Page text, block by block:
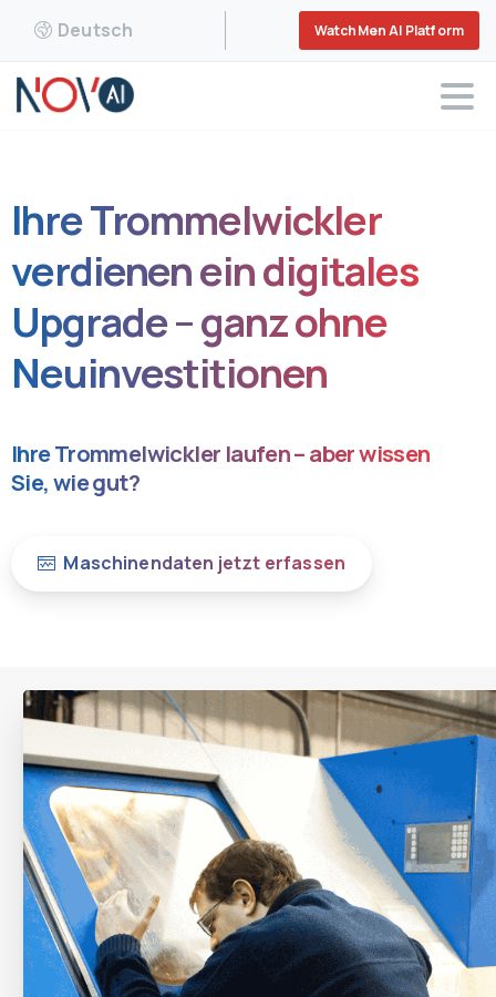
Deutsch WatchMen AI Platform
Ihre Trommelwickler
verdienen ein digitales
Upgrade – ganz ohne
Neuinvestitionen
Ihre Trommelwickler laufen – aber wissen
Sie, wie gut?
Maschinendaten jetzt erfassen